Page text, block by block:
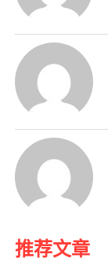
推荐文章